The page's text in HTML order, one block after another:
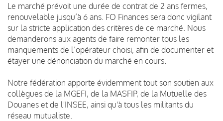
Le marché prévoit une durée de contrat de 2 ans fermes,
renouvelable jusqu’à 6 ans. FO Finances sera donc vigilant
sur la stricte application des critères de ce marché. Nous
demanderons aux agents de faire remonter tous les
manquements de l’opérateur choisi, afin de documenter et
étayer une dénonciation du marché en cours.
Notre fédération apporte évidemment tout son soutien aux
collègues de la MGEFI, de la MASFIP, de la Mutuelle des
Douanes et de l'INSEE, ainsi qu'à tous les militants du
réseau mutualiste.